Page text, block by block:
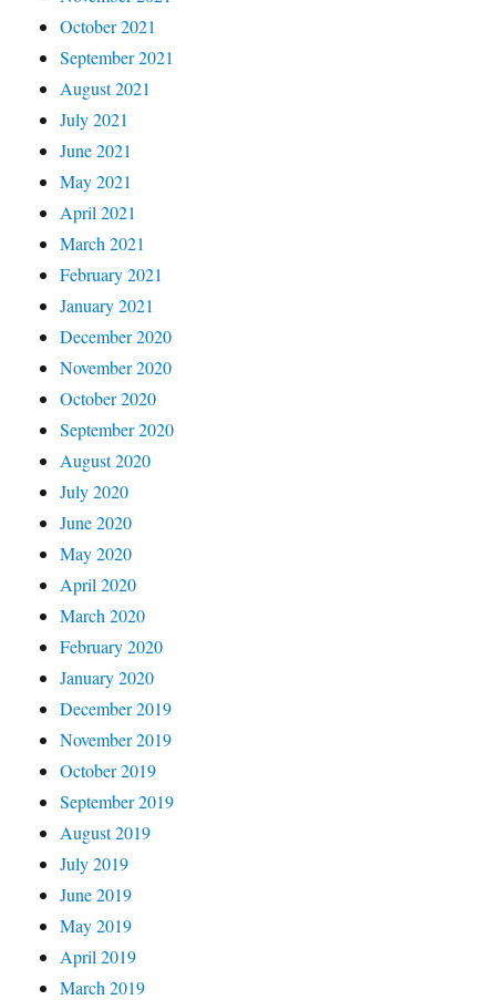
October 2021
September 2021
August 2021
July 2021
June 2021
May 2021
April 2021
March 2021
February 2021
January 2021
December 2020
November 2020
October 2020
September 2020
August 2020
July 2020
June 2020
May 2020
April 2020
March 2020
February 2020
January 2020
December 2019
November 2019
October 2019
September 2019
August 2019
July 2019
June 2019
May 2019
April 2019
March 2019